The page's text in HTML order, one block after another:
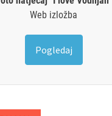
Web izložba
Pogledaj